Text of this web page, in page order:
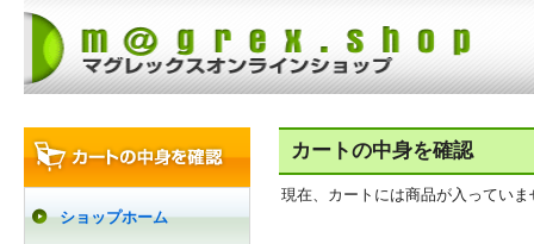
ショップホーム
カートの中身を確認
現在、カートには商品が入っていま